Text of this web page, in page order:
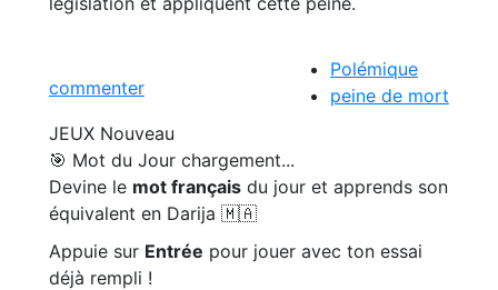
commenter
Polémique
peine de mort
JEUX Nouveau
🎯 Mot du Jour chargement...
Devine le mot français du jour et apprends son
équivalent en Darija 🇲🇦
Appuie sur Entrée pour jouer avec ton essai
déjà rempli !